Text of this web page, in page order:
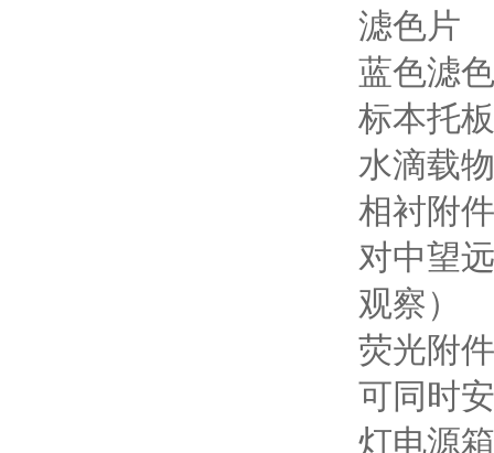
滤色片
蓝色滤
标本托
水滴载
相衬附
对中望
观察）
荧光附
可同时
灯电源